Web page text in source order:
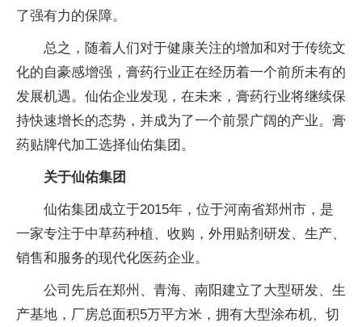
了强有力的保障。
总之，随着人们对于健康关注的增加和对于传统文
化的自豪感增强， 膏药行业正在经历着一个前所未有的
发展机遇。仙佑企业发现，在未来， 膏药行业将继续保
持快速增长的态势，并成为了一个前景广阔的产业。 膏
药贴牌代加工选择仙佑集团。
关于仙佑集团
仙佑集团成立于2015年，位于河南省郑州市，是
一家专注于中草药种植、收购，外用贴剂研发、生产、
销售和服务的现代化医药企业。
公司先后在郑州、青海、南阳建立了大型研发、生
产基地，厂房总面积5万平方米，拥有大型涂布机、切